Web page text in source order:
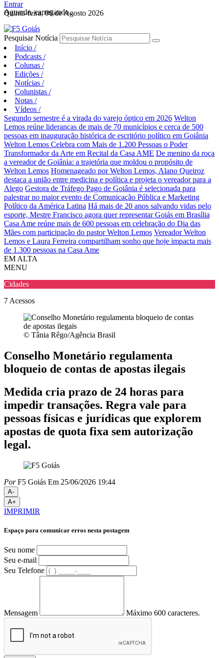
Aguarde, carregando...
Entrar
Quinta-feira, 06 de Agosto 2026
Pesquisar Notícia
Início /
Podcasts /
Colunas /
Edições /
Notícias /
Colunistas /
Notas /
Vídeos /
Segundo semestre é a virada do varejo óptico em 2026 Welton
Lemos reúne lideranças de mais de 70 municípios e cerca de 500
pessoas em inauguração histórica de escritório político em Goiânia
Welton Lemos Celebra com Mais de 1.200 Pessoas o Poder
Transformador da Arte em Recital da Casa AME De menino da roça
a vereador de Goiânia: a trajetória que moldou o propósito de
Welton Lemos Homenageado por Welton Lemos, Alano Queiroz
destaca a união entre medicina e política e projeta o vereador para a
Alego Gestora de Tráfego Pago de Goiânia é selecionada para
palestrar no maior evento de Comunicação Pública e Marketing
Político da América Latina Há mais de 20 anos salvando vidas pelo
esporte, Mestre Francisco agora quer representar Goiás em Brasília
Casa Ame reúne mais de 600 pessoas em celebração do Dia das
Mães com participação do pastor Welton Lemos Vereador Welton
Lemos e Laura Ferreira compartilham sonho que hoje impacta mais
de 1.300 pessoas na Casa Ame
EM ALTA
MENU
Cidades
7 Acessos
© Tânia Rêgo/Agência Brasil
Conselho Monetário regulamenta
bloqueio de contas de apostas ilegais
Medida cria prazo de 24 horas para
impedir transações. Regra vale para
pessoas físicas e jurídicas que explorem
apostas de quota fixa sem autorização
legal.
PorF5 Goiás Em 25/06/2026 19:44
A-
A+
IMPRIMIR
Espaço para comunicar erros nesta postagem
Seu nome
Seu e-mail
Seu Telefone
Mensagem Máximo 600 caracteres.